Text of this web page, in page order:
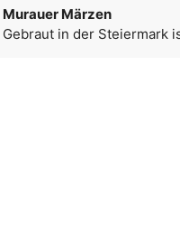
Murauer Märzen
Gebraut in der Steiermark